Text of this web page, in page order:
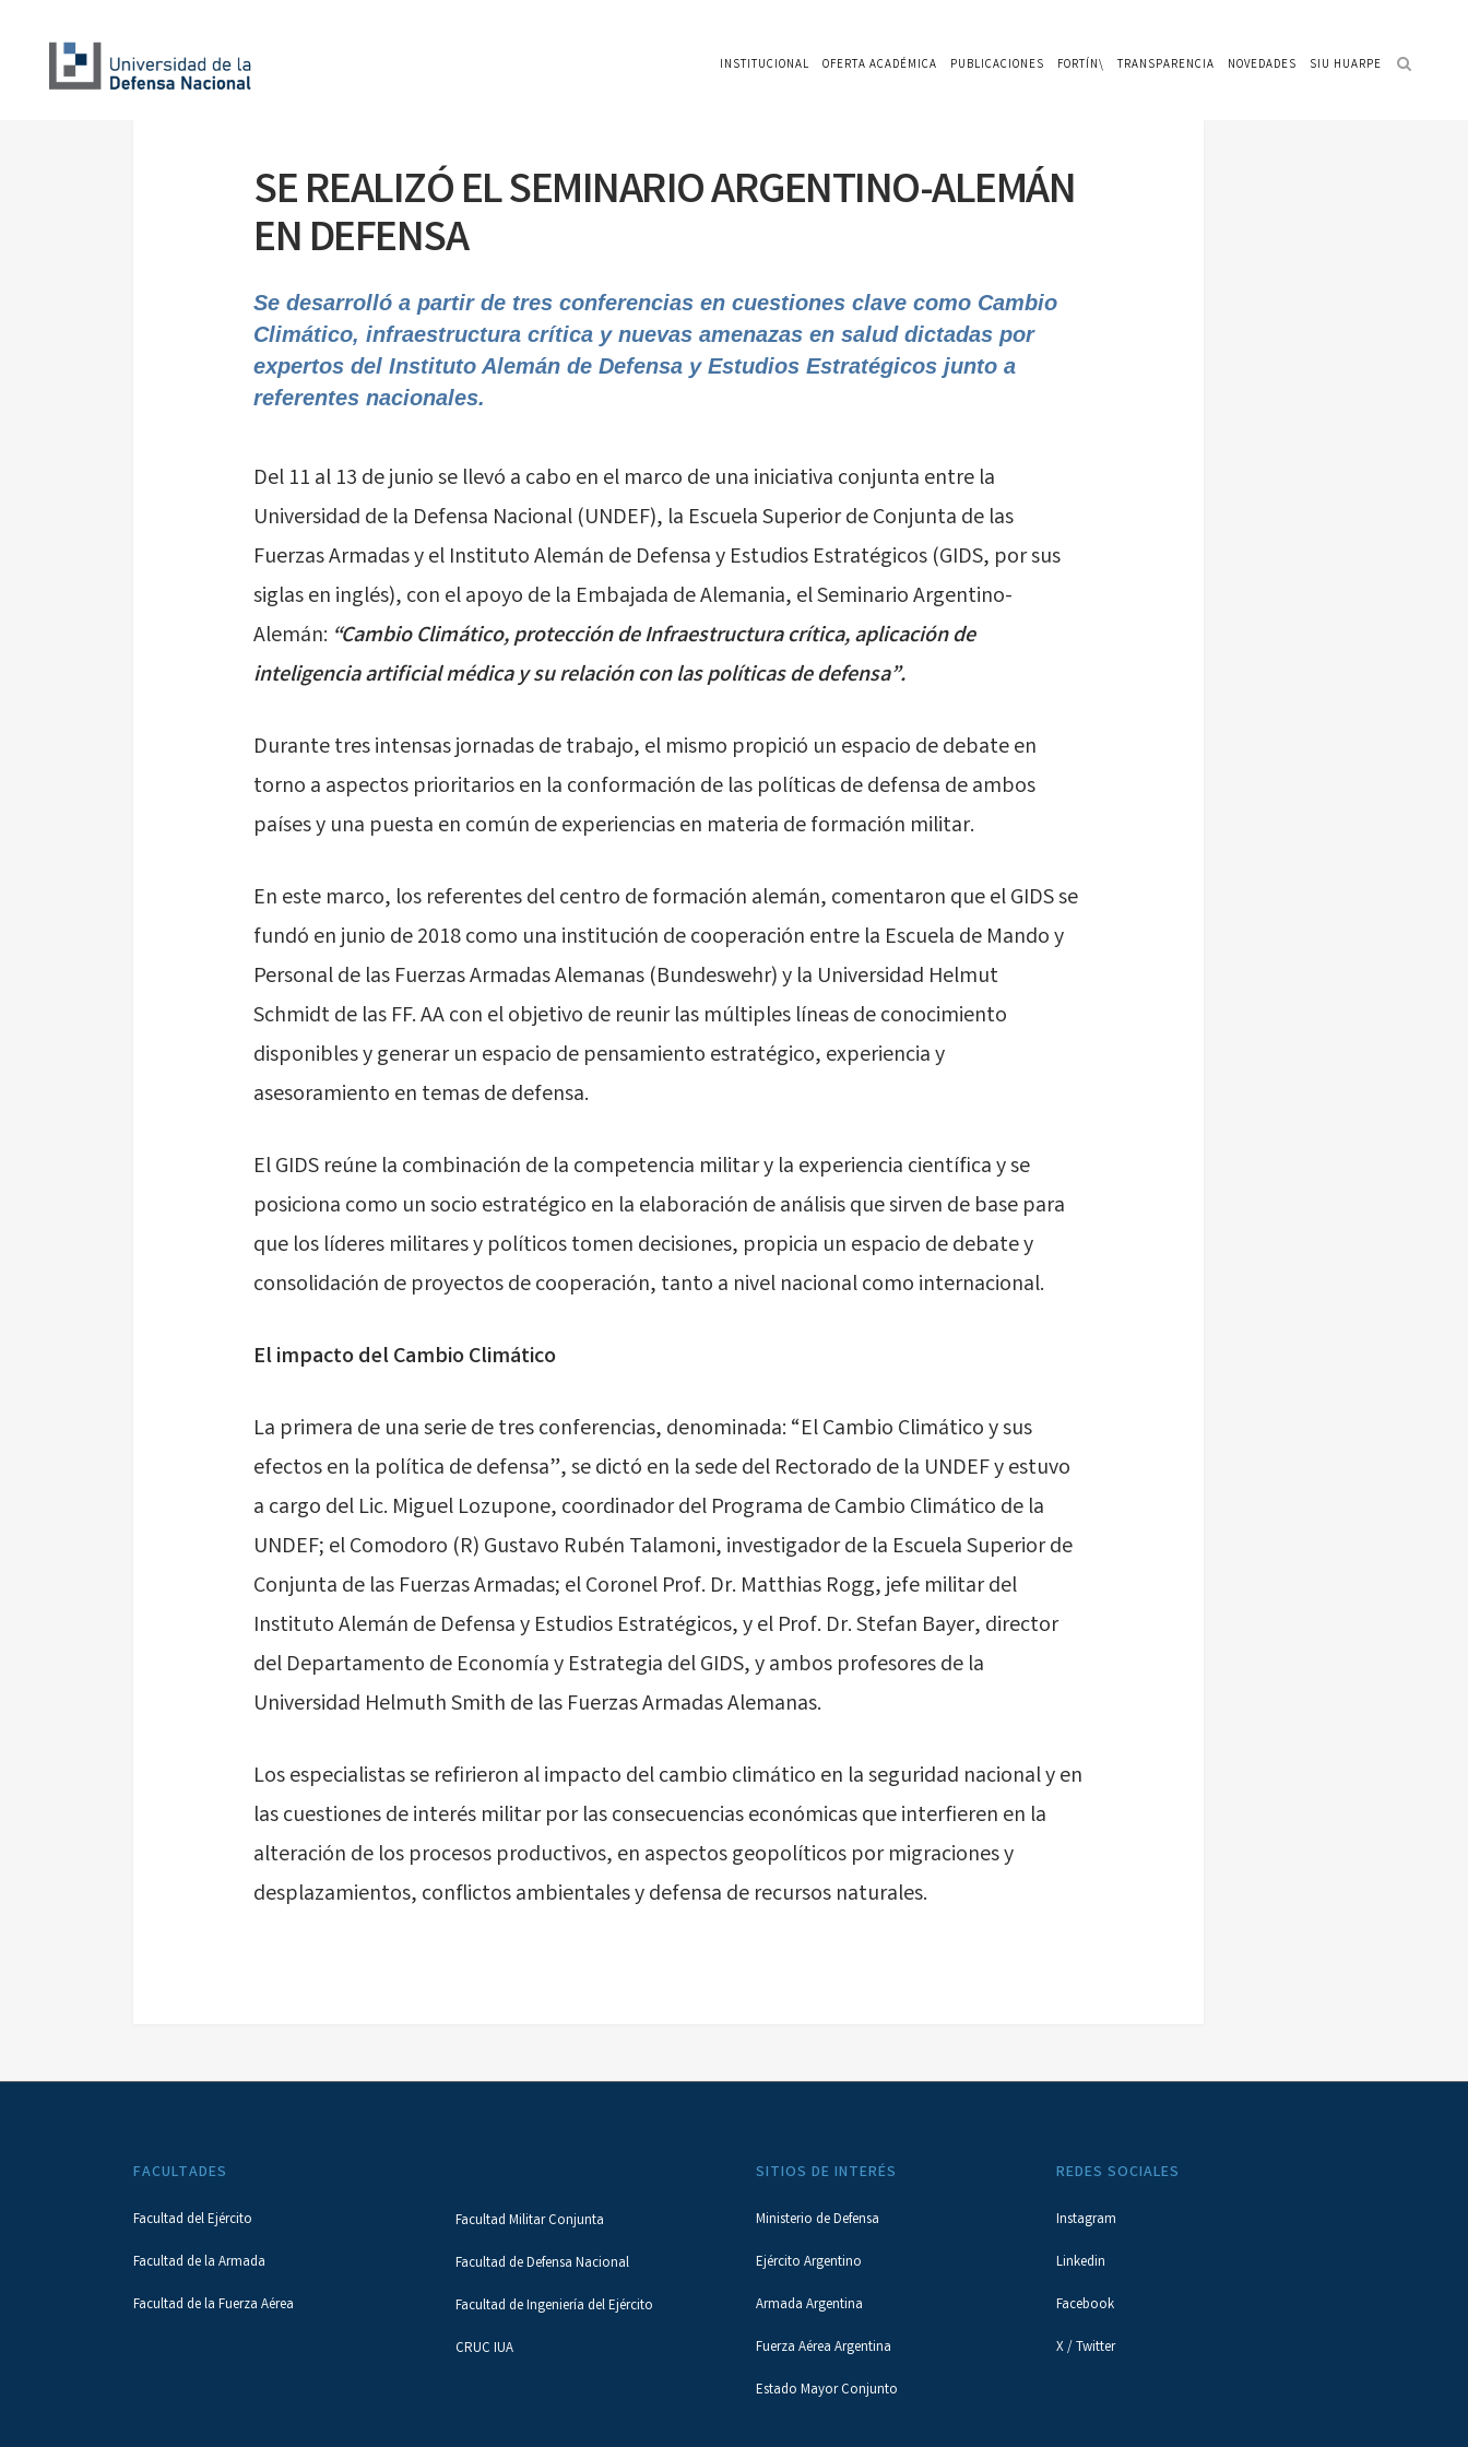
INSTITUCIONAL OFERTA ACADÉMICA PUBLICACIONES FORTÍN\ TRANSPARENCIA NOVEDADES SIU HUARPE
SE REALIZÓ EL SEMINARIO ARGENTINO-ALEMÁN
EN DEFENSA
Se desarrolló a partir de tres conferencias en cuestiones clave como Cambio
Climático, infraestructura crítica y nuevas amenazas en salud dictadas por
expertos del Instituto Alemán de Defensa y Estudios Estratégicos junto a
referentes nacionales.
Del 11 al 13 de junio se llevó a cabo en el marco de una iniciativa conjunta entre la
Universidad de la Defensa Nacional (UNDEF), la Escuela Superior de Conjunta de las
Fuerzas Armadas y el Instituto Alemán de Defensa y Estudios Estratégicos (GIDS, por sus
siglas en inglés), con el apoyo de la Embajada de Alemania, el Seminario Argentino-
Alemán: “Cambio Climático, protección de Infraestructura crítica, aplicación de
inteligencia artificial médica y su relación con las políticas de defensa”.
Durante tres intensas jornadas de trabajo, el mismo propició un espacio de debate en
torno a aspectos prioritarios en la conformación de las políticas de defensa de ambos
países y una puesta en común de experiencias en materia de formación militar.
En este marco, los referentes del centro de formación alemán, comentaron que el GIDS se
fundó en junio de 2018 como una institución de cooperación entre la Escuela de Mando y
Personal de las Fuerzas Armadas Alemanas (Bundeswehr) y la Universidad Helmut
Schmidt de las FF. AA con el objetivo de reunir las múltiples líneas de conocimiento
disponibles y generar un espacio de pensamiento estratégico, experiencia y
asesoramiento en temas de defensa.
El GIDS reúne la combinación de la competencia militar y la experiencia científica y se
posiciona como un socio estratégico en la elaboración de análisis que sirven de base para
que los líderes militares y políticos tomen decisiones, propicia un espacio de debate y
consolidación de proyectos de cooperación, tanto a nivel nacional como internacional.
El impacto del Cambio Climático
La primera de una serie de tres conferencias, denominada: “El Cambio Climático y sus
efectos en la política de defensa”, se dictó en la sede del Rectorado de la UNDEF y estuvo
a cargo del Lic. Miguel Lozupone, coordinador del Programa de Cambio Climático de la
UNDEF; el Comodoro (R) Gustavo Rubén Talamoni, investigador de la Escuela Superior de
Conjunta de las Fuerzas Armadas; el Coronel Prof. Dr. Matthias Rogg, jefe militar del
Instituto Alemán de Defensa y Estudios Estratégicos, y el Prof. Dr. Stefan Bayer, director
del Departamento de Economía y Estrategia del GIDS, y ambos profesores de la
Universidad Helmuth Smith de las Fuerzas Armadas Alemanas.
Los especialistas se refirieron al impacto del cambio climático en la seguridad nacional y en
las cuestiones de interés militar por las consecuencias económicas que interfieren en la
alteración de los procesos productivos, en aspectos geopolíticos por migraciones y
desplazamientos, conflictos ambientales y defensa de recursos naturales.
FACULTADES
Facultad del Ejército
Facultad de la Armada
Facultad de la Fuerza Aérea
Facultad Militar Conjunta
Facultad de Defensa Nacional
Facultad de Ingeniería del Ejército
CRUC IUA
SITIOS DE INTERÉS
Ministerio de Defensa
Ejército Argentino
Armada Argentina
Fuerza Aérea Argentina
Estado Mayor Conjunto
REDES SOCIALES
Instagram
Linkedin
Facebook
X / Twitter